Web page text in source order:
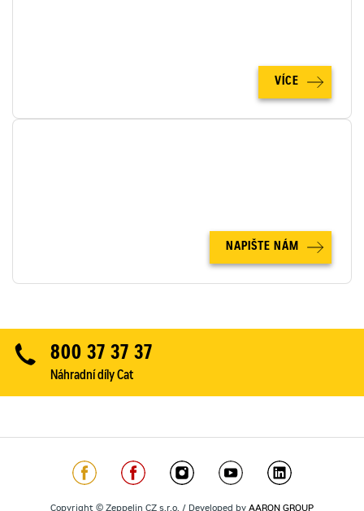
VÍCE
NAPIŠTE NÁM
800 37 37 37
Náhradní díly Cat
Copyright © Zeppelin CZ s.r.o. / Developed by AARON GROUP